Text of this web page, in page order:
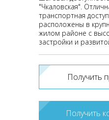
"Чкаловская".
транспортная
расположены в
жилом районе с
застройки и
Получить
Получить